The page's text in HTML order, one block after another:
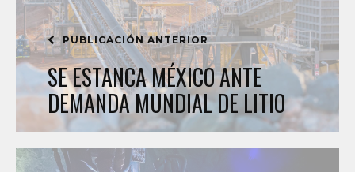
PUBLICACIÓN ANTERIOR
SE ESTANCA MÉXICO ANTE
DEMANDA MUNDIAL DE LITIO